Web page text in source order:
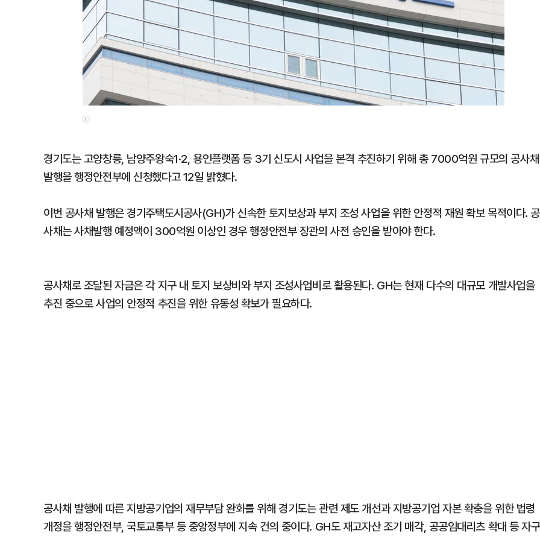
ⓒ
경기도는 고양창릉, 남양주왕숙1·2, 용인플랫폼 등 3기 신도시 사업을 본격 추진하기 위해 총 7000억원 규모의 공사채
발행을 행정안전부에 신청했다고 12일 밝혔다.
이번 공사채 발행은 경기주택도시공사(GH)가 신속한 토지보상과 부지 조성 사업을 위한 안정적 재원 확보 목적이다. 공
사채는 사채발행 예정액이 300억원 이상인 경우 행정안전부 장관의 사전 승인을 받아야 한다.
공사채로 조달된 자금은 각 지구 내 토지 보상비와 부지 조성사업비로 활용된다. GH는 현재 다수의 대규모 개발사업을
추진 중으로 사업의 안정적 추진을 위한 유동성 확보가 필요하다.
공사채 발행에 따른 지방공기업의 재무부담 완화를 위해 경기도는 관련 제도 개선과 지방공기업 자본 확충을 위한 법령
개정을 행정안전부, 국토교통부 등 중앙정부에 지속 건의 중이다. GH도 재고자산 조기 매각, 공공임대리츠 확대 등 자구
5
‘탄약 고갈 보도’에 격노한 트
색출하라”